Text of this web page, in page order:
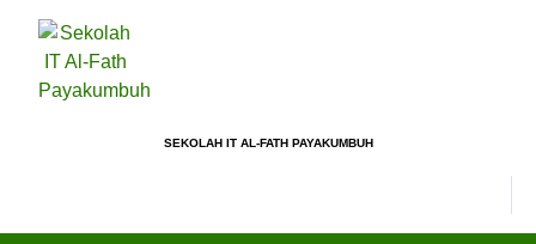
SEKOLAH IT AL-FATH PAYAKUMBUH